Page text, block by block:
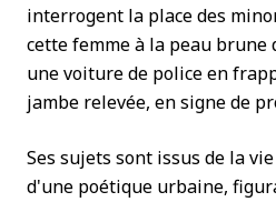
interrogent la place des
cette femme à la peau brune
une voiture de police en
jambe relevée, en signe de
Ses sujets sont issus de la
d'une poétique urbaine,